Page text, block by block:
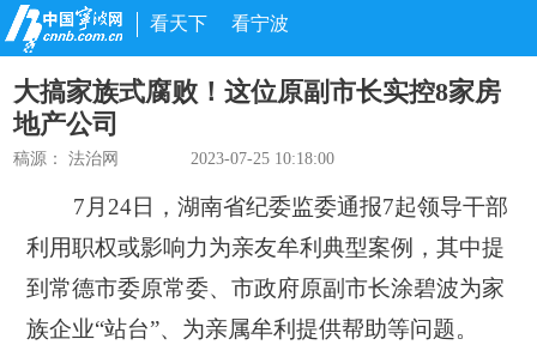
看天下 看宁波
大搞家族式腐败！这位原副市长实控8家房
地产公司
稿源：法治网 2023-07-25 10:18:00
7月24日，湖南省纪委监委通报7起领导干部
利用职权或影响力为亲友牟利典型案例，其中提
到常德市委原常委、市政府原副市长涂碧波为家
族企业“站台”、为亲属牟利提供帮助等问题。